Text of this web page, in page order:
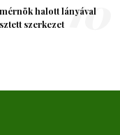
halott lányával
szerkezet